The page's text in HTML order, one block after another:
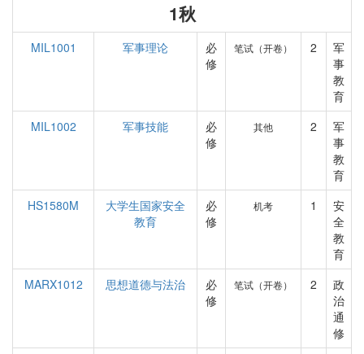
1秋
MIL1001 军事理论
必
修
笔试（开卷） 2
军
事
教
育
MIL1002
军事技能
必
修
其他 2
军
事
教
育
HS1580M
大学生国家安全
教育
必
修
机考 1
安
全
教
育
MARX1012
思想道德与法治
必
修
笔试（开卷） 2
政
治
通
修